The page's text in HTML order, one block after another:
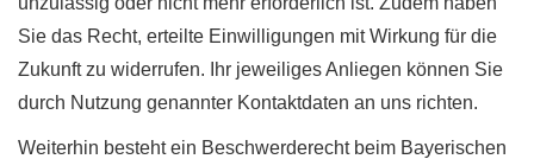
Sie das Recht, erteilte Einwilligungen mit Wirkung für die
Zukunft zu widerrufen. Ihr jeweiliges Anliegen können Sie
durch Nutzung genannter Kontaktdaten an uns richten.
Weiterhin besteht ein Beschwerderecht beim Bayerischen